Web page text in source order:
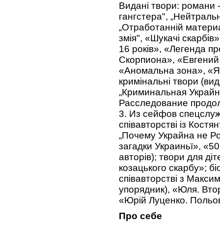
Видані твори: романи
гангстера",
„Отработанній
змія", «Шукачі
16 років», «Легенда
Скорпиона»,
«Аномальна зона»,
кримінальні твори
„Криминальная
Расследование
3. Из сейфов
співавторстві із
„Почему Украйна не
загадки Украиньї»,
авторів); твори для
козацького скарбу»;
співавторстві з
упорядник), «Юля.
«Юрій Луценко.
Про себе